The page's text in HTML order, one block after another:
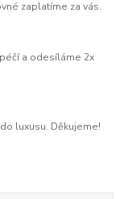
zaplatíme za vás.
a odesíláme 2x
luxusu. Děkujeme!